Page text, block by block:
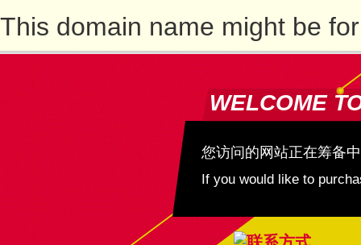
This domain name might be
WELCOME
您访问的网站正在筹备
If you would like to